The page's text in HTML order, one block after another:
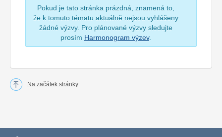
Pokud je tato stránka prázdná, znamená to,
že k tomuto tématu aktuálně nejsou vyhlášeny
žádné výzvy. Pro plánované výzvy sledujte
prosím Harmonogram výzev.
Na začátek stránky